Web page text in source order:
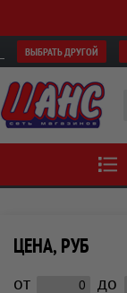
ВЫБРАТЬ ДРУГОЙ
ЦЕНА, РУБ
от до